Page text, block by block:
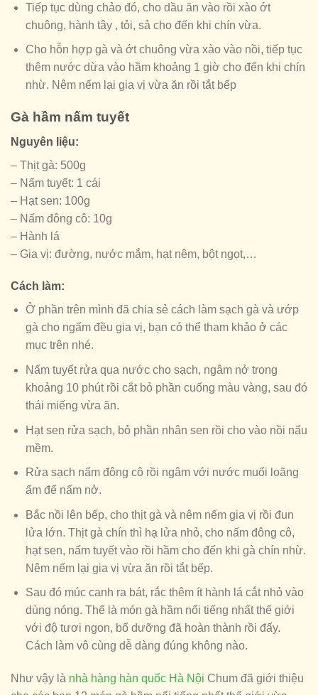
Tiếp tục dùng chảo đó, cho dầu ăn vào rồi xào ớt
chuông, hành tây , tỏi, sả cho đến khi chín vừa.
Cho hỗn hợp gà và ớt chuông vừa xào vào nồi, tiếp tục
thêm nước dừa vào hầm khoảng 1 giờ cho đến khi chín
nhừ. Nêm nếm lại gia vị vừa ăn rồi tắt bếp
Gà hầm nấm tuyết
Nguyên liệu:
– Thịt gà: 500g
– Nấm tuyết: 1 cái
– Hạt sen: 100g
– Nấm đông cô: 10g
– Hành lá
– Gia vị: đường, nước mắm, hạt nêm, bột ngọt,…
Cách làm:
Ở phần trên mình đã chia sẻ cách làm sạch gà và ướp
gà cho ngấm đều gia vị, bạn có thể tham khảo ở các
mục trên nhé.
Nấm tuyết rửa qua nước cho sạch, ngâm nở trong
khoảng 10 phút rồi cắt bỏ phần cuống màu vàng, sau đó
thái miếng vừa ăn.
Hạt sen rửa sạch, bỏ phần nhân sen rồi cho vào nồi nấu
mềm.
Rửa sạch nấm đông cô rồi ngâm với nước muối loãng
ấm để nấm nở.
Bắc nồi lên bếp, cho thịt gà và nêm nếm gia vị rồi đun
lửa lớn. Thịt gà chín thì hạ lửa nhỏ, cho nấm đông cô,
hạt sen, nấm tuyết vào rồi hầm cho đến khi gà chín nhừ.
Nêm nếm lại gia vị vừa ăn rồi tắt bếp.
Sau đó múc canh ra bát, rắc thêm ít hành lá cắt nhỏ vào
dùng nóng. Thế là món gà hầm nổi tiếng nhất thế giới
với độ tươi ngon, bổ dưỡng đã hoàn thành rồi đấy.
Cách làm vô cùng dễ dàng đúng không nào.
Như vậy là nhà hàng hàn quốc Hà Nội Chum đã giới thiệu